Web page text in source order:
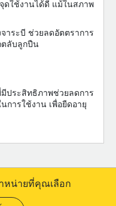
ดใช้งานได้ดี แม้ในสภาพ
าระบี ช่วยลดอัตตราการ
ตลับลูกปืน
มีประสิทธิภาพช่วยลดการ
การใช้งาน เพื่อยืดอายุ
หน่ายที่คุณเลือก